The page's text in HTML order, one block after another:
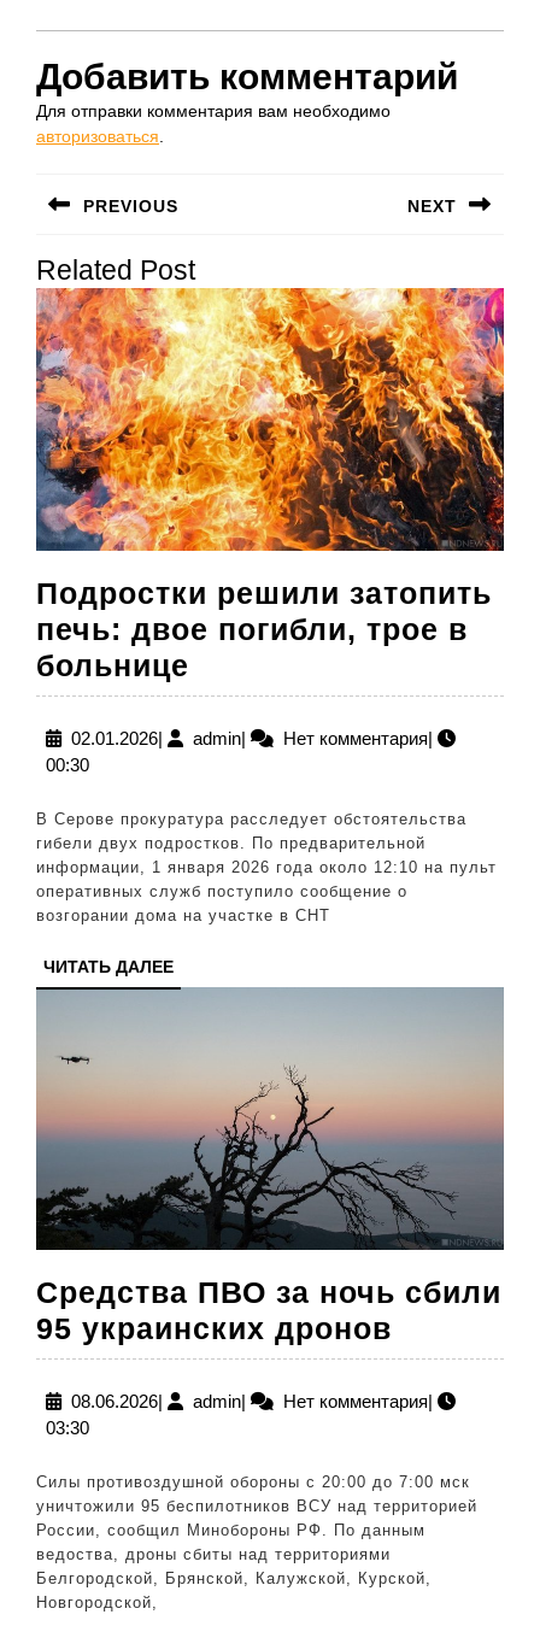
Добавить комментарий
Для отправки комментария вам необходимо
авторизоваться.
по
записям
PREVIOUS
запись:
NEXT
запись:
Related Post
Подростки решили затопить
печь: двое погибли, трое в
больнице
решили
затопить
двое
погибли,
трое
в
02.01.202602.01.2026
| adminadmin
| Нет комментария|
00:30
В Серове прокуратура расследует обстоятельства
гибели двух подростков. По предварительной
информации, 1 января 2026 года около 12:10 на пульт
оперативных служб поступило сообщение о
возгорании дома на участке в СНТ
ЧИТАТЬ ДАЛЕЕЧИТАТЬ
ДАЛЕЕ
Средства ПВО за ночь сбили
95 украинских дронов
ПВО
за
сбили
95
дронов
08.06.202608.06.2026
| adminadmin
| Нет комментария|
03:30
Силы противоздушной обороны с 20:00 до 7:00 мск
уничтожили 95 беспилотников ВСУ над территорией
России, сообщил Минобороны РФ. По данным
ведоства, дроны сбиты над территориями
Белгородской, Брянской, Калужской, Курской,
Новгородской,